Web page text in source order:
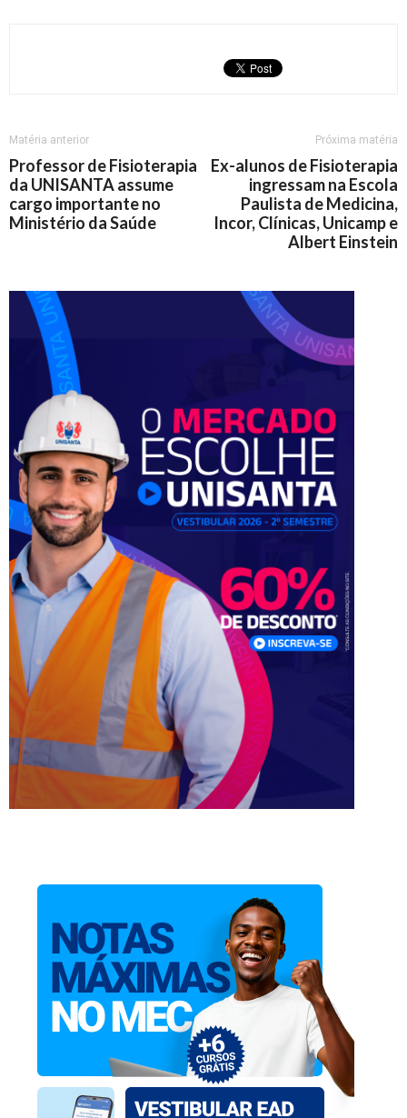
Matéria anterior
Professor de Fisioterapia
da UNISANTA assume
cargo importante no
Ministério da Saúde
Próxima matéria
Ex-alunos de Fisioterapia
ingressam na Escola
Paulista de Medicina,
Incor, Clínicas, Unicamp e
Albert Einstein